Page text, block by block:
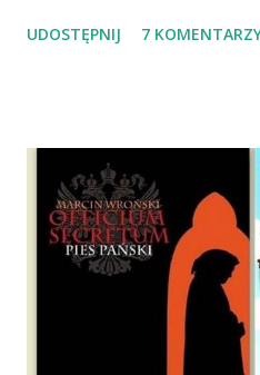
Mazowieckim, pojechaliśmy
wspólnego życia przeczytacie
nieco okrzepliśmy w
ludźmi i kotami, pojawił się
wyjazd w Beskid Niski. Zanim
atak padaczki, co
wdrożyliśmy leczenie i od
wspólnym życiem
UDOSTĘPNIJ 7